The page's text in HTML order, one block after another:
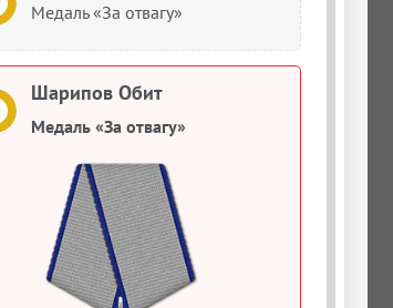
Медаль «За отвагу»
Шарипов Обит
Медаль «За отвагу»